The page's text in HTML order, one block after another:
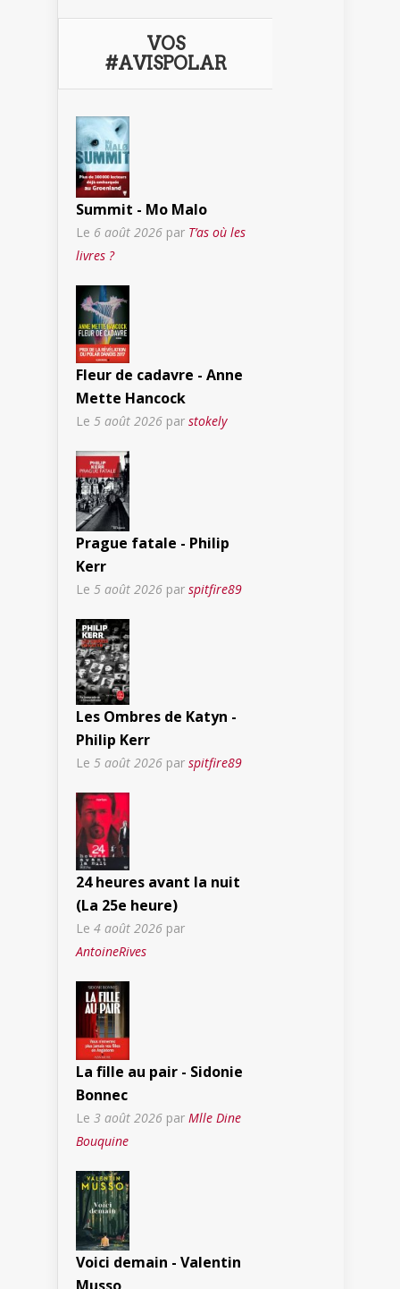
VOS
#AVISPOLAR
Summit - Mo Malo
Le 6 août 2026 par T’as où les
livres ?
Fleur de cadavre - Anne
Mette Hancock
Le 5 août 2026 par stokely
Prague fatale - Philip
Kerr
Le 5 août 2026 par spitfire89
Les Ombres de Katyn -
Philip Kerr
Le 5 août 2026 par spitfire89
24 heures avant la nuit
(La 25e heure)
Le 4 août 2026 par
AntoineRives
La fille au pair - Sidonie
Bonnec
Le 3 août 2026 par Mlle Dine
Bouquine
Voici demain - Valentin
Musso